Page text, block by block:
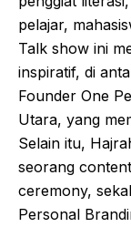
pelajar,
Talk show ini
inspiratif, di
Founder One
Utara, yang
Selain itu,
seorang
ceremony,
Personal